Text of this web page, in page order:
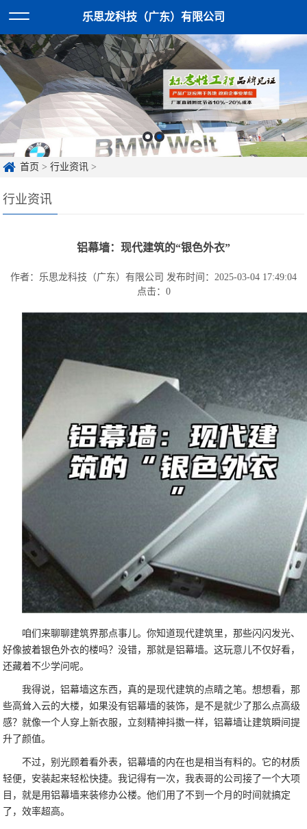
乐思龙科技（广东）有限公司
首页 >行业资讯 >
行业资讯
铝幕墙：现代建筑的“银色外衣”
作者：乐思龙科技（广东）有限公司 发布时间：2025-03-04 17:49:04
点击： 0
咱们来聊聊建筑界那点事儿。你知道现代建筑里，那些闪闪发光、
好像披着银色外衣的楼吗？没错，那就是铝幕墙。这玩意儿不仅好看，
还藏着不少学问呢。
我得说，铝幕墙这东西，真的是现代建筑的点睛之笔。想想看，那
些高耸入云的大楼，如果没有铝幕墙的装饰，是不是就少了那么点高级
感？就像一个人穿上新衣服，立刻精神抖擞一样，铝幕墙让建筑瞬间提
升了颜值。
不过，别光顾着看外表，铝幕墙的内在也是相当有料的。它的材质
轻便，安装起来轻松快捷。我记得有一次，我表哥的公司接了一个大项
目，就是用铝幕墙来装修办公楼。他们用了不到一个月的时间就搞定
了，效率超高。